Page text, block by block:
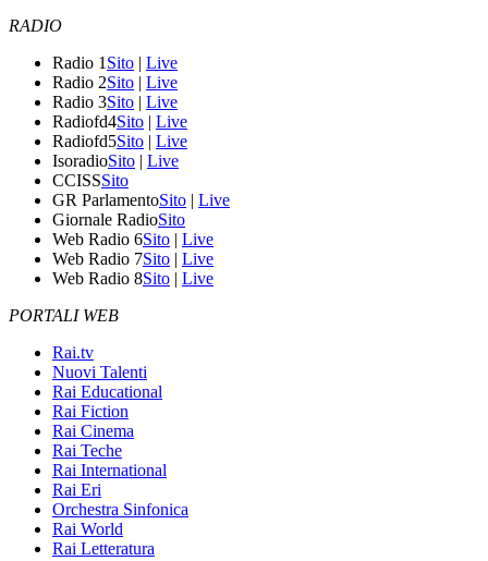
RADIO
Radio 1 Sito | Live
Radio 2Sito | Live
Radio 3Sito | Live
Radiofd4Sito | Live
Radiofd5Sito | Live
IsoradioSito | Live
CCISSSito
GR ParlamentoSito | Live
Giornale RadioSito
Web Radio 6Sito | Live
Web Radio 7Sito | Live
Web Radio 8Sito | Live
PORTALI WEB
Rai.tv
Nuovi Talenti
Rai Educational
Rai Fiction
Rai Cinema
Rai Teche
Rai International
Rai Eri
Orchestra Sinfonica
Rai World
Rai Letteratura